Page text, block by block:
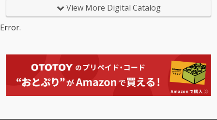
View More Digital Catalog
Error.